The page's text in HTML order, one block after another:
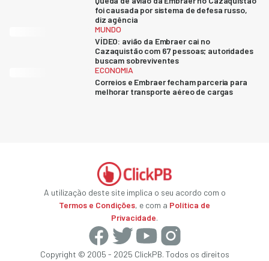
foi causada por sistema de defesa russo,
diz agência
MUNDO
VÍDEO: avião da Embraer cai no
Cazaquistão com 67 pessoas; autoridades
buscam sobreviventes
ECONOMIA
Correios e Embraer fecham parceria para
melhorar transporte aéreo de cargas
A utilização deste site implica o seu acordo com o
Termos e Condições, e com a Política de
Privacidade.
Copyright © 2005 - 2025 ClickPB. Todos os direitos